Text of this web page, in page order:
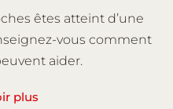
êtes atteint d’une
vous comment
aider.
plus